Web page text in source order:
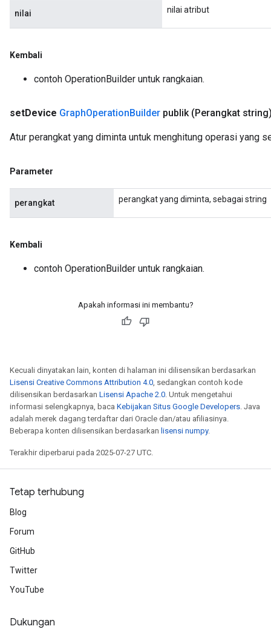
nilai nilai atribut
Kembali
contoh OperationBuilder untuk rangkaian.
setDevice GraphOperationBuilder publik (Perangkat
Atur perangkat yang diminta untuk menghitung operasi yang
Parameter
perangkat perangkat yang diminta, sebagai string
Kembali
contoh OperationBuilder untuk rangkaian.
Apakah informasi ini membantu?
Kecuali dinyatakan lain, konten di halaman ini dilisensikan berdasarkan
Lisensi Creative Commons Attribution 4.0, sedangkan contoh kode
dilisensikan berdasarkan Lisensi Apache 2.0. Untuk mengetahui
informasi selengkapnya, baca Kebijakan Situs Google Developers. Java
adalah merek dagang terdaftar dari Oracle dan/atau afiliasinya.
Beberapa konten dilisensikan berdasarkan lisensi numpy.
Terakhir diperbarui pada 2025-07-27 UTC.
Tetap terhubung
Blog
Forum
GitHub
Twitter
YouTube
Dukungan